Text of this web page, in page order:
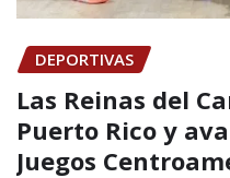
DEPORTIVAS
Las Reinas del
Puerto Rico y
Juegos